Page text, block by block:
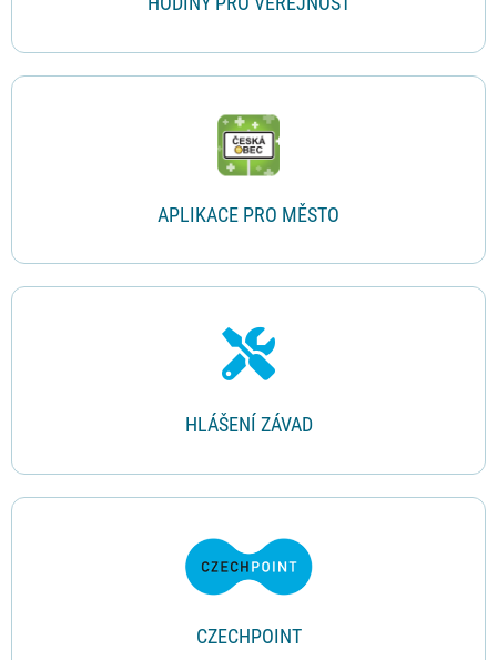
APLIKACE PRO MĚSTO
HLÁŠENÍ ZÁVAD
CZECHPOINT